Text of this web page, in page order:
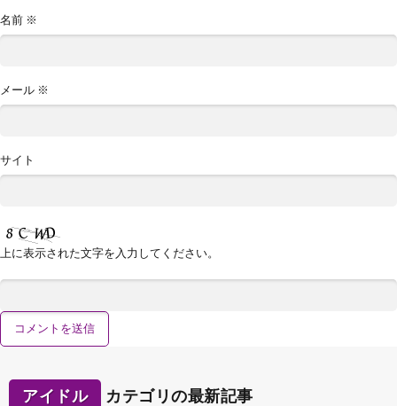
名前 ※
メール ※
サイト
上に表示された文字を入力してください。
アイドル カテゴリの最新記事